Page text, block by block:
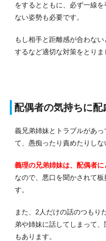
をするとともに、必ず一線
ない姿勢も必要です。
もし相手と距離感が合わな
するなど適切な対策をとりま
配偶者の気持ちに配
義兄弟姉妹とトラブルがあ
て、愚痴ったり責めたりしな
義理の兄弟姉妹は、配偶者
なので、悪口を聞かされて
す。
また、2人だけの話のつもり
弟や姉妹に話してしまって
もあります。